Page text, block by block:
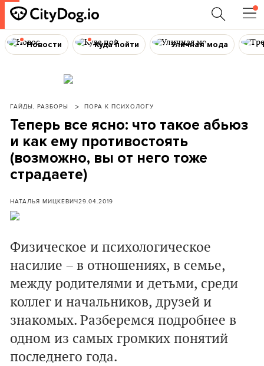
Новости Куда пойти Уличная мода
ГАЙДЫ, РАЗБОРЫ ПОРА К ПСИХОЛОГУ
Теперь все ясно: что такое абьюз
и как ему противостоять
(возможно, вы от него тоже
страдаете)
НАТАЛЬЯ МИЦКЕВИЧ29.04.2019
Физическое и психологическое
насилие – в отношениях, в семье,
между родителями и детьми, среди
коллег и начальников, друзей и
знакомых. Разберемся подробнее в
одном из самых громких понятий
последнего года.